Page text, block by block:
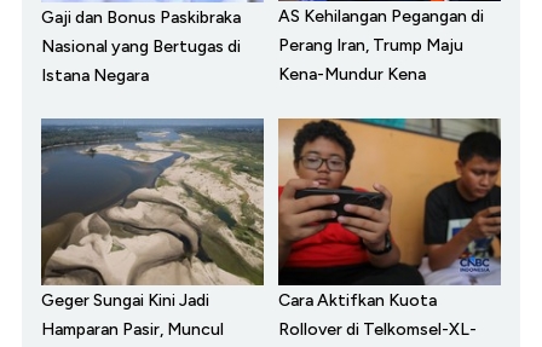
Gaji dan Bonus Paskibraka
Nasional yang Bertugas di
Istana Negara
AS Kehilangan Pegangan di
Perang Iran, Trump Maju
Kena-Mundur Kena
Geger Sungai Kini Jadi
Hamparan Pasir, Muncul
Cara Aktifkan Kuota
Rollover di Telkomsel-XL-